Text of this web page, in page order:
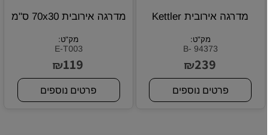
מדרגה אירובית Kettler
מק"ט:
B- 94373
₪239
פרטים נוספים
מדרגה אירובית 70x30 ס"מ
מק"ט:
E-T003
₪119
פרטים נוספים